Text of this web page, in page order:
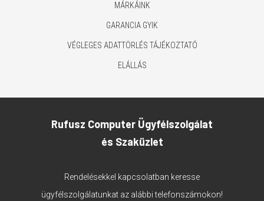
MÁRKÁINK
GARANCIA GYIK
VÉGLEGES ADATTÖRLÉS TÁJÉKOZTATÓ
ELÁLLÁS
Rufusz Computer Ügyfélszolgálat
és Szaküzlet
Rendelésekkel kapcsolatban keresse
ügyfélszolgálatunkat az alábbi telefonszámokon!